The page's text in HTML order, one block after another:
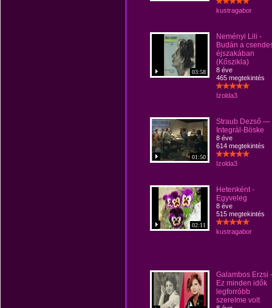
kustragabor
03:58
Neményi Lili -
Budán a
éjszakában
(Kőszikla)
8 éve
465 megtekintés
Izolda3
01:50
Straub Dezső —
Integrál-Böske
8 éve
614 megtekintés
Izolda3
02:11
Hetenként -
Egyveleg
8 éve
515 megtekintés
kustragabor
Galambos Erzsi -
Ez minden idők
legforróbb
szerelme volt